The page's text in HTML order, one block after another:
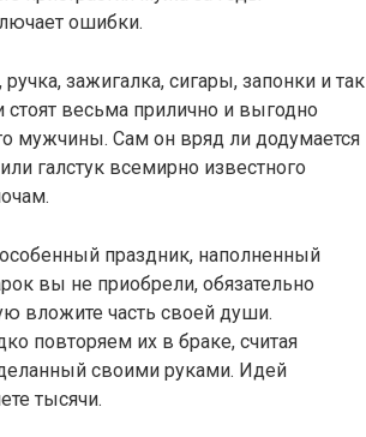
ошибки.
зажигалка, сигары, запонки и так
весьма прилично и выгодно
мужчины. Сам он вряд ли додумается
галстук всемирно известного
праздник, наполненный
вы не приобрели, обязательно
вложите часть своей души.
повторяем их в браке, считая
своими руками. Идей
тысячи.